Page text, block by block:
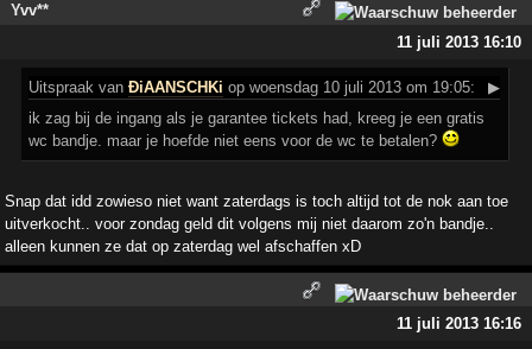
Yvv**
11 juli 2013 16:10
Uitspraak vanÐiAANSCHKi op woensdag 10 juli 2013 om 19:05:
▶
ik zag bij de ingang als je garantee tickets had, kreeg je een gratis
wc bandje. maar je hoefde niet eens voor de wc te betalen?
Snap dat idd zowieso niet want zaterdags is toch altijd tot de nok aan toe
uitverkocht.. voor zondag geld dit volgens mij niet daarom zo'n bandje..
alleen kunnen ze dat op zaterdag wel afschaffen xD
11 juli 2013 16:16